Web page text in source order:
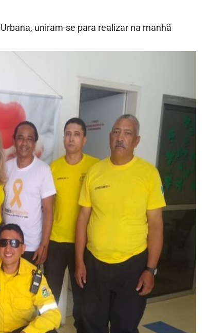
uniram-se para realizar na manhã